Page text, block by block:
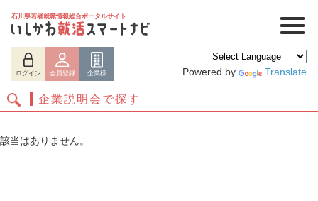
石川県若者就職情報総合ポータルサイト
ログイン 会員登録 企業様 Powered by Translate
企業説明会で探す
該当はありません。